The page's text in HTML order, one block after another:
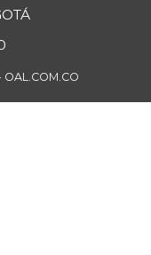
OAL.COM.CO